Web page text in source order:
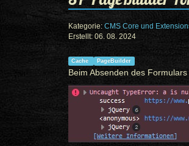
Kategorie: CMS Core und
Erstellt: 06. 08. 2024
Cache PageBuilder
Beim Absenden des